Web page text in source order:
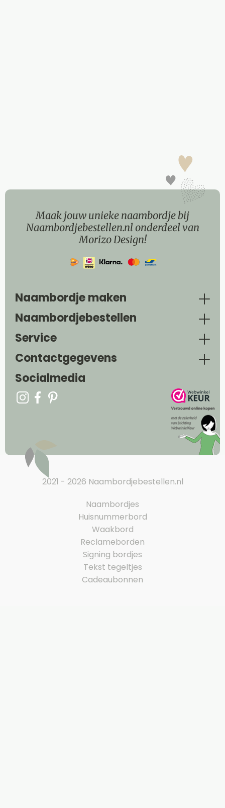
Maak jouw unieke naambordje bij
Naambordjebestellen.nl onderdeel van
Morizo Design!
Naambordje maken
Naambordjebestellen
Service
Contactgegevens
Socialmedia
2021 - 2026 Naambordjebestellen.nl
Naambordjes
Huisnummerbord
Waakbord
Reclameborden
Signing bordjes
Tekst tegeltjes
Cadeaubonnen